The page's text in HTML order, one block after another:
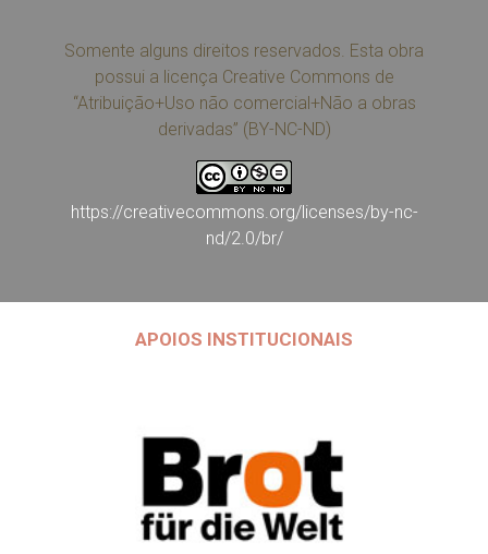
Somente alguns direitos reservados. Esta obra
possui a licença Creative Commons de
“Atribuição+Uso não comercial+Não a obras
derivadas” (BY-NC-ND)
https://creativecommons.org/licenses/by-nc-
nd/2.0/br/
APOIOS INSTITUCIONAIS